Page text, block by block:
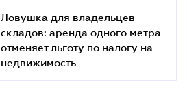
Ловушка для владельцев
складов: аренда одного метра
отменяет льготу по налогу на
недвижимость